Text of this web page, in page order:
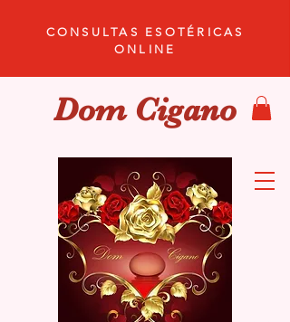
Dom Cigano
CONSULTAS ESOTÉRICAS
ONLINE